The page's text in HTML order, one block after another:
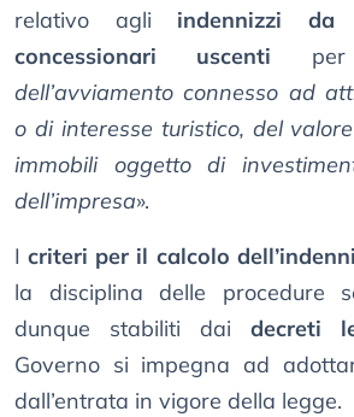
relativo agli indennizzi da
concessionari uscenti
dell’avviamento connesso ad
o di interesse turistico, del
immobili oggetto di
dell’impresa».
Icriteri per il calcolo
la disciplina delle procedure
dunque stabiliti dai decreti
Governo si impegna ad
dall’entrata in vigore della legge.